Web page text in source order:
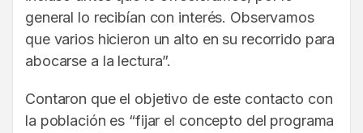
general lo recibían con interés. Observamos
que varios hicieron un alto en su recorrido para
abocarse a la lectura”.
Contaron que el objetivo de este contacto con
la población es “fijar el concepto del programa